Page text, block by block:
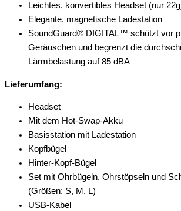
Leichtes, konvertibles Headset (nur
Elegante, magnetische Ladestation
SoundGuard® DIGITAL™ schützt vor
Geräuschen und begrenzt die
Lärmbelastung auf 85 dBA
Lieferumfang:
Headset
Mit dem Hot-Swap-Akku
Basisstation mit Ladestation
Kopfbügel
Hinter-Kopf-Bügel
Set mit Ohrbügeln, Ohrstöpseln und
(Größen: S, M, L)
USB-Kabel